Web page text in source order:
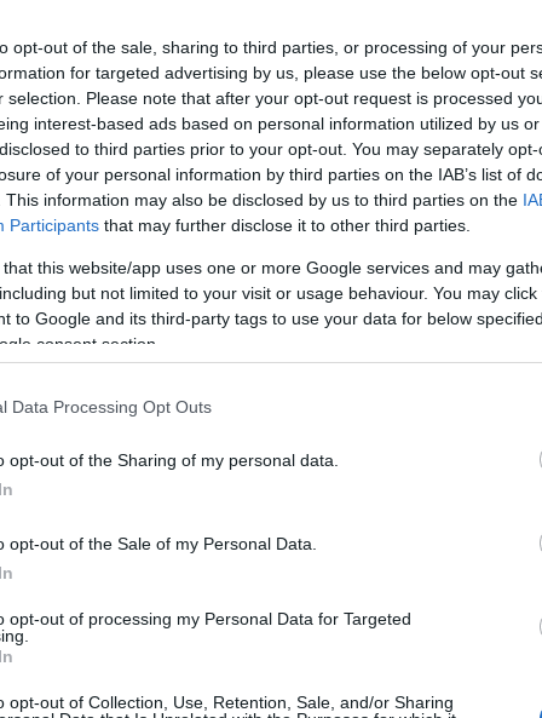
opt-out of the sale, sharing to third parties, or processing of your
for targeted advertising by us, please use the below opt-out
selection. Please note that after your opt-out request is processed
interest-based ads based on personal information utilized by us
to third parties prior to your opt-out. You may separately
of your personal information by third parties on the IAB’s list of
This information may also be disclosed by us to third parties on the
Participants that may further disclose it to other third parties.
that this website/app uses one or more Google services and may
but not limited to your visit or usage behaviour. You may
to Google and its third-party tags to use your data for below
consent section.
Data Processing Opt Outs
opt-out of the Sharing of my personal data.
opt-out of the Sale of my Personal Data.
opt-out of processing my Personal Data for Targeted
opt-out of Collection, Use, Retention, Sale, and/or Sharing
trasparenza nell’informazione sulla
i protocolli di sicurezza dietro il
operativo comunaleper la gestione delle
dei medicinali, al ritiro dei rifiuti,
la massima riservatezza in ogni situazione.
arzachenesi e ai visitatori al rispetto
contagio, come il distanziamento tra le
l’utilizzo della mascherina a protezione
delle mani. Il virus è ancora in circolazione
mantenere comportamenti responsabili.